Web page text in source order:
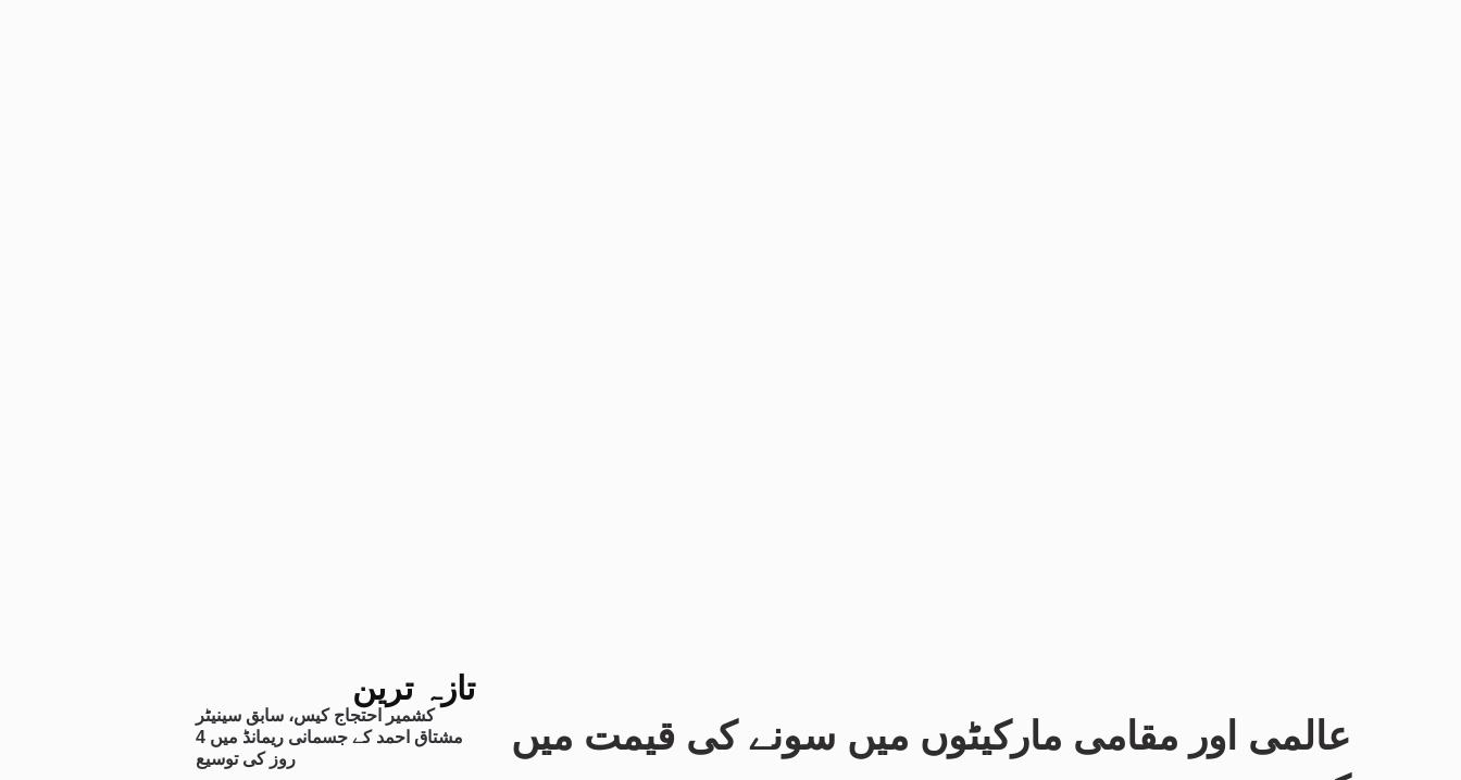
تازہ ترین
کشمیر احتجاج کیس، سابق سینیٹر
مشتاق احمد کے جسمانی ریمانڈ میں 4
روز کی توسیع
عالمی اور مقامی مارکیٹوں میں سونے کی قیمت میں